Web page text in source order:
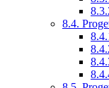
8.4.